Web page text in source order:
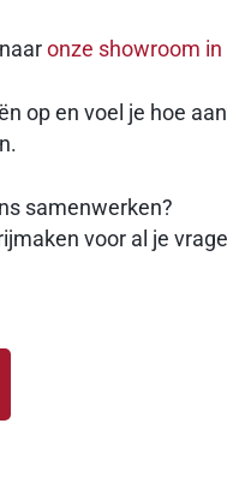
onze showroom
op en voel je hoe
samenwerken?
voor al je